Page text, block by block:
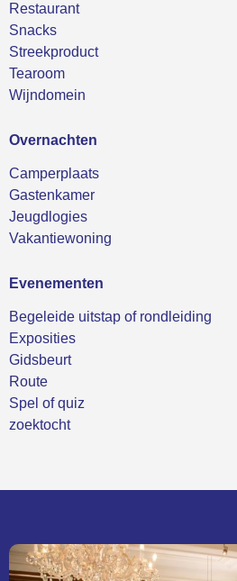
Restaurant
Snacks
Streekproduct
Tearoom
Wijndomein
Overnachten
Camperplaats
Gastenkamer
Jeugdlogies
Vakantiewoning
Evenementen
Begeleide uitstap of rondleiding
Exposities
Gidsbeurt
Route
Spel of quiz
zoektocht